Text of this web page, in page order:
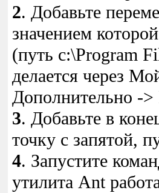
2. Добавьте
значением
(путь c:\Program
делается через
Дополнительно -
3. Добавьте в
точку с запятой,
4. Запустите
утилита Ant